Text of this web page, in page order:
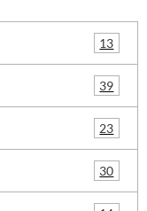
13
39
23
30